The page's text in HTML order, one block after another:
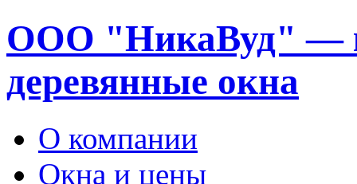
ООО "НикаВуд" —
деревянные окна
О компании
Окна и цены